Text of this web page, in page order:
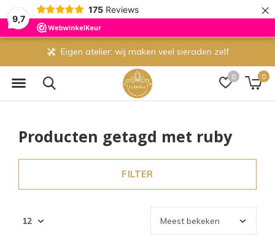
9,7
175 Reviews ×
0 0
Eigen atelier: wij maken veel sieraden zelf
Producten getagd met ruby
FILTER